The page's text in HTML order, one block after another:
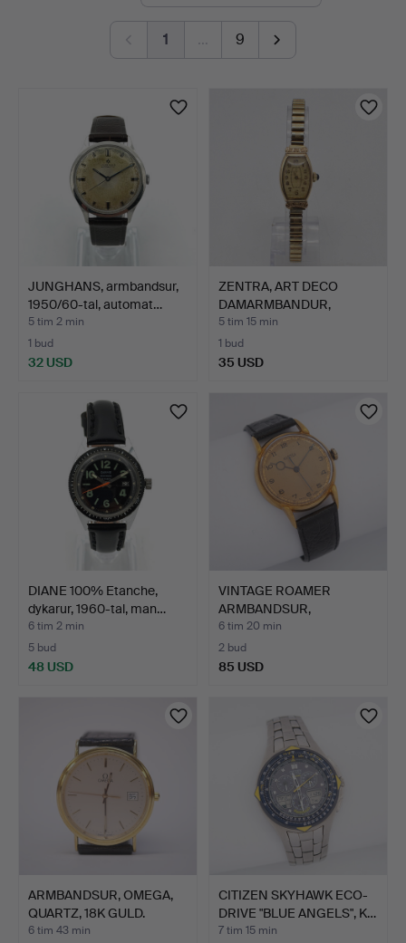
1 … 9
JUNGHANS, armbandsur,
1950/60-tal, automat…
5 tim 2 min
1 bud
32 USD
ZENTRA, ART DECO
DAMARMBANDUR,
TUNNFORMAD …
5 tim 15 min
1 bud
35 USD
DIANE 100% Etanche,
dykarur, 1960-tal, man…
6 tim 2 min
5 bud
48 USD
VINTAGE ROAMER
ARMBANDSUR,
MANUELLT UPPDRA…
6 tim 20 min
2 bud
85 USD
ARMBANDSUR, OMEGA,
QUARTZ, 18K GULD.
6 tim 43 min
CITIZEN SKYHAWK ECO-
DRIVE "BLUE ANGELS", K…
7 tim 15 min